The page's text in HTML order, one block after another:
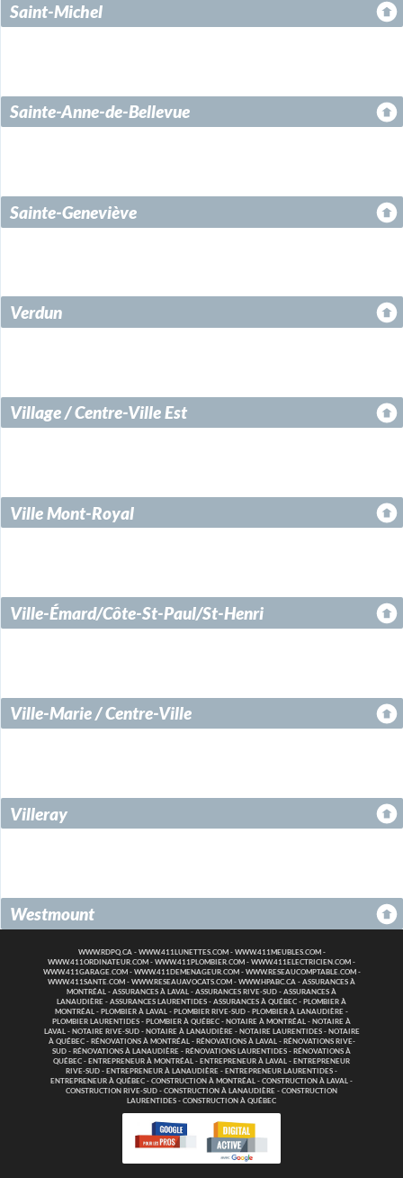
Saint-Michel
Sainte-Anne-de-Bellevue
Sainte-Geneviève
Verdun
Village / Centre-Ville Est
Ville Mont-Royal
Ville-Émard/Côte-St-Paul/St-Henri
Ville-Marie / Centre-Ville
Villeray
Westmount
WWW.RDPQ.CA - WWW.411LUNETTES.COM- WWW.411MEUBLES.COM-
WWW.411ORDINATEUR.COM - WWW.411PLOMBIER.COM - WWW.411ELECTRICIEN.COM -
WWW.411GARAGE.COM- WWW.411DEMENAGEUR.COM- WWW.RESEAUCOMPTABLE.COM-
WWW.411SANTE.COM - WWW.RESEAUAVOCATS.COM - WWW.HPABC.CA - ASSURANCES À
MONTRÉAL - ASSURANCES À LAVAL - ASSURANCES RIVE-SUD - ASSURANCES À
LANAUDIÈRE - ASSURANCES LAURENTIDES - ASSURANCES À QUÉBEC - PLOMBIER À
MONTRÉAL - PLOMBIER À LAVAL - PLOMBIER RIVE-SUD - PLOMBIER À LANAUDIÈRE -
PLOMBIER LAURENTIDES - PLOMBIER À QUÉBEC - NOTAIRE À MONTRÉAL - NOTAIRE À
LAVAL - NOTAIRE RIVE-SUD- NOTAIRE À LANAUDIÈRE- NOTAIRE LAURENTIDES- NOTAIRE
À QUÉBEC- RÉNOVATIONS À MONTRÉAL - RÉNOVATIONS À LAVAL - RÉNOVATIONS RIVE-
SUD - RÉNOVATIONS À LANAUDIÈRE - RÉNOVATIONS LAURENTIDES - RÉNOVATIONS À
QUÉBEC - ENTREPRENEUR À MONTRÉAL - ENTREPRENEUR À LAVAL - ENTREPRENEUR
RIVE-SUD - ENTREPRENEUR À LANAUDIÈRE - ENTREPRENEUR LAURENTIDES -
ENTREPRENEUR À QUÉBEC - CONSTRUCTION À MONTRÉAL - CONSTRUCTION À LAVAL -
CONSTRUCTION RIVE-SUD - CONSTRUCTION À LANAUDIÈRE - CONSTRUCTION
LAURENTIDES - CONSTRUCTION À QUÉBEC